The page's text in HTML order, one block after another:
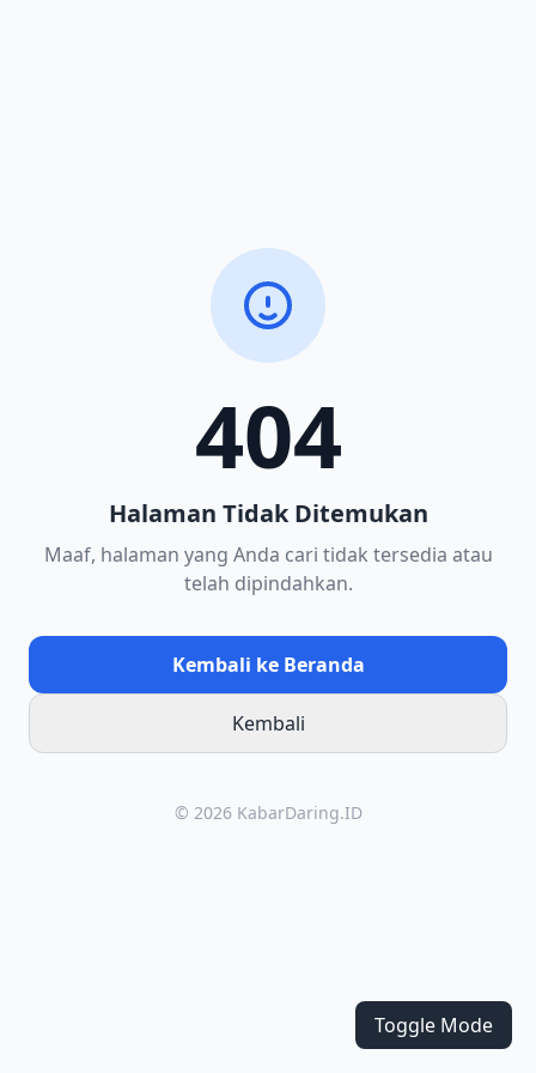
404
Halaman Tidak Ditemukan
Maaf, halaman yang Anda cari tidak tersedia atau
telah dipindahkan.
Kembali ke Beranda
Kembali
© 2026 KabarDaring.ID
Toggle Mode